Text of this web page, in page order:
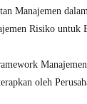
Manajemen
Risiko untuk
oleh